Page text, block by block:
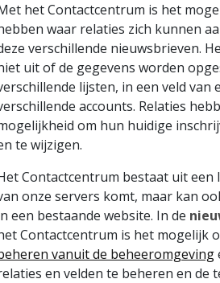
het Contactcentrum is het
waar relaties zich kunnen
verschillende nieuwsbrieven.
uit of de gegevens worden
lijsten, in een veld van
accounts. Relaties
om hun huidige
te wijzigen.
Contactcentrum bestaat uit
onze servers komt, maar kan
een bestaande website. In de
Contactcentrum is het mogelijk
vanuit de beheeromgeving
en velden te beheren en de